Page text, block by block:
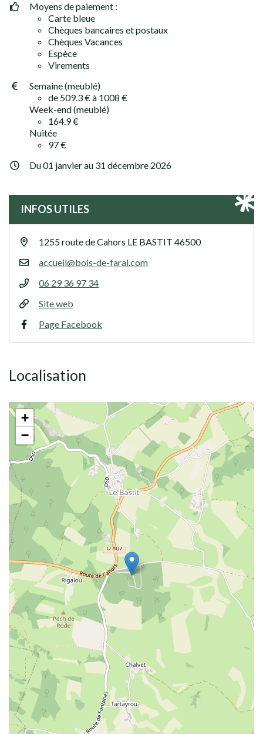
Moyens de paiement :
Carte bleue
Chèques bancaires et postaux
Chèques Vacances
Espèce
Virements
Semaine (meublé)
de 509.3 € à 1008 €
Week-end (meublé)
164.9 €
Nuitée
97 €
Du01 janvierau 31 décembre 2026
INFOS UTILES
1255 route de Cahors LE BASTIT 46500
accueil@bois-de-faral.com
06 29 36 97 34
Site web
Page Facebook
Localisation
+
−